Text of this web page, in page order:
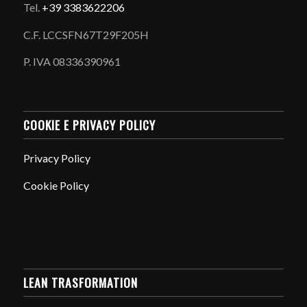
Tel. +39 3383622206
C.F. LCCSFN67T29F205H
P. IVA 08336390961
COOKIE E PRIVACY POLICY
Privacy Policy
Cookie Policy
LEAN TRASFORMATION